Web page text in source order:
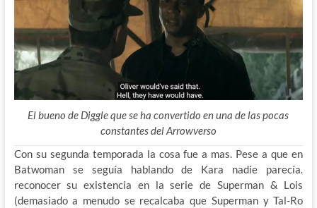
El bueno de Diggle que se ha convertido en una de las pocas
constantes del Arrowverso
Con su segunda temporada la cosa fue a mas. Pese a que en
Batwoman se seguía hablando de Kara nadie parecía.
reconocer su existencia en la serie de Superman & Lois
(demasiado a menudo se recalcaba que Superman y Tal-Ro